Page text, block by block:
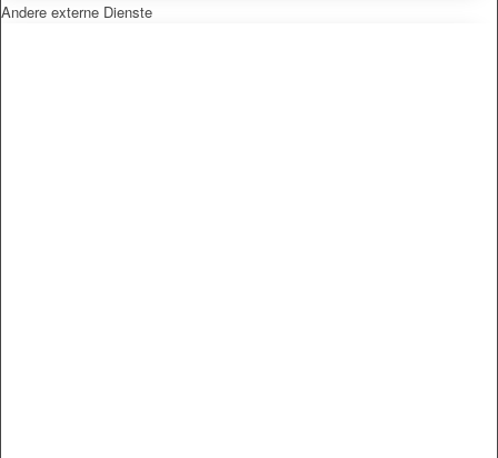
Andere externe Dienste